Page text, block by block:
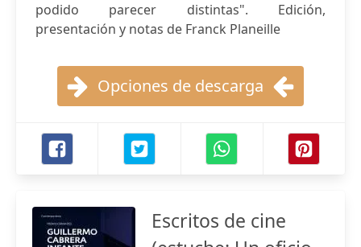
podido parecer distintas". Edición,
presentación y notas de Franck Planeille
Opciones de descarga
Escritos de cine